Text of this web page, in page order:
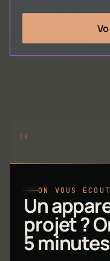
ON VOUS
Un
projet ?
5